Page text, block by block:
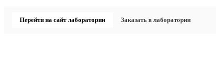
Перейти на сайт лаборатории Заказать в лаборатории